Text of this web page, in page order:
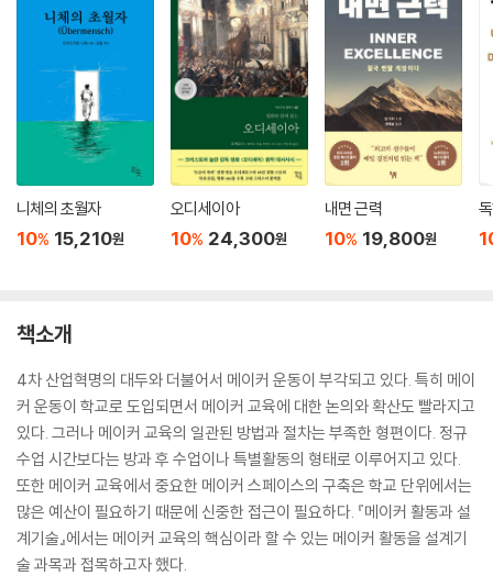
니체의 초월자
10% 15,210원
오디세이아
10% 24,300원
내면 근력
10% 19,800원
책소개
4차 산업혁명의 대두와 더불어서 메이커 운동이 부각되고 있다. 특히 메이
커 운동이 학교로 도입되면서 메이커 교육에 대한 논의와 확산도 빨라지고
있다. 그러나 메이커 교육의 일관된 방법과 절차는 부족한 형편이다. 정규
수업 시간보다는 방과 후 수업이나 특별활동의 형태로 이루어지고 있다.
또한 메이커 교육에서 중요한 메이커 스페이스의 구축은 학교 단위에서는
많은 예산이 필요하기 때문에 신중한 접근이 필요하다. 『메이커 활동과 설
계기술』에서는 메이커 교육의 핵심이라 할 수 있는 메이커 활동을 설계기
술 과목과 접목하고자 했다.